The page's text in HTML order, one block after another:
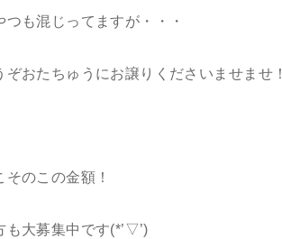
も混じってますが・・・
おたちゅうにお譲りくださいませませ！
のこの金額！
大募集中です(*’▽’)